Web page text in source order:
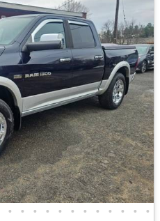
• • • • • • • • • • • •